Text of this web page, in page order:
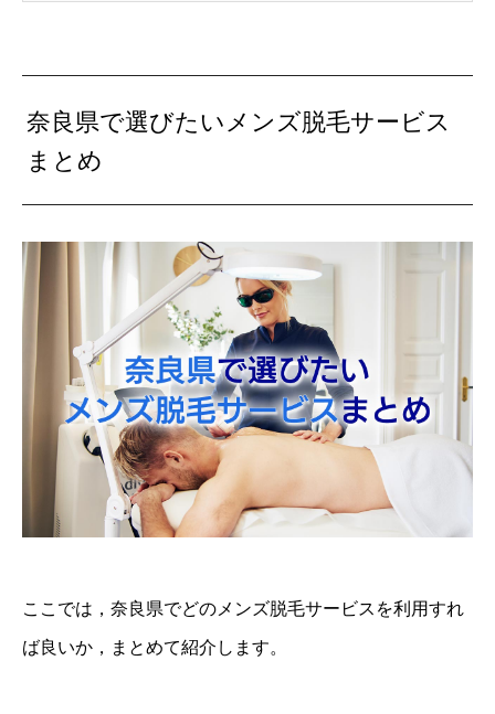
奈良県で選びたいメンズ脱毛サービス
まとめ
ここでは，奈良県でどのメンズ脱毛サービスを利用すれ
ば良いか，まとめて紹介します。